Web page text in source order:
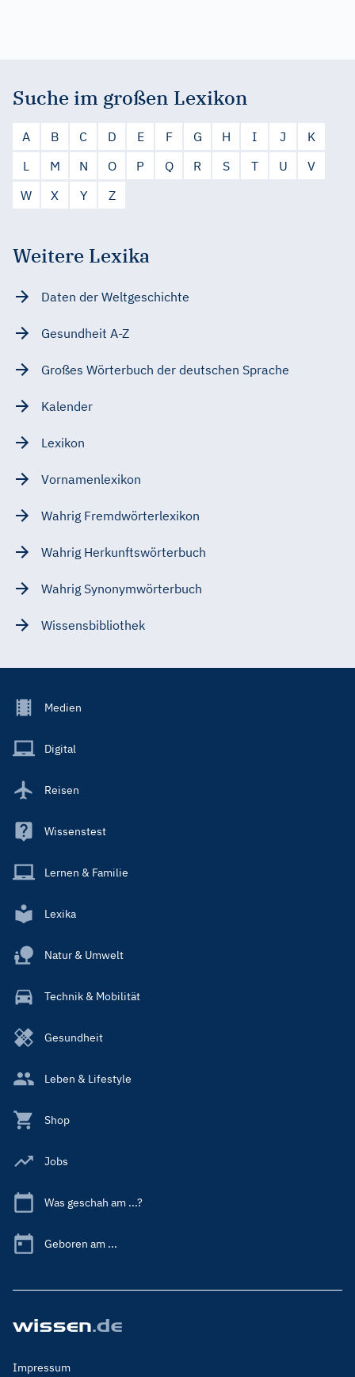
Suche im großen Lexikon
A B C D E F G H I J
K
L
M N O P Q R S T U
V
W
X Y Z
Weitere Lexika
Daten der Weltgeschichte
Gesundheit A-Z
Großes Wörterbuch der deutschen Sprache
Kalender
Lexikon
Vornamenlexikon
Wahrig Fremdwörterlexikon
Wahrig Herkunftswörterbuch
Wahrig Synonymwörterbuch
Wissensbibliothek
Footer
Main
Medien
Digital
Reisen
Wissenstest
Lernen & Familie
Lexika
Natur & Umwelt
Technik & Mobilität
Gesundheit
Leben & Lifestyle
Shop
Jobs
Was geschah am ...?
Geboren am ...
Footer
Impressum